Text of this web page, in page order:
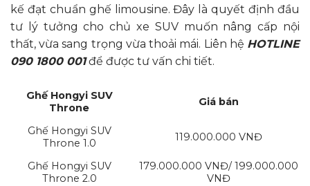
kế đạt chuẩn ghế limousine. Đây là quyết định đầu
tư lý tưởng cho chủ xe SUV muốn nâng cấp nội
thất, vừa sang trọng vừa thoải mái. Liên hệ HOTLINE
090 1800 001để được tư vấn chi tiết.
Ghế Hongyi SUV
Throne
Giá bán
Ghế Hongyi SUV
Throne 1.0
119.000.000 VNĐ
Ghế Hongyi SUV
Throne 2.0
179.000.000 VNĐ/ 199.000.000
VNĐ